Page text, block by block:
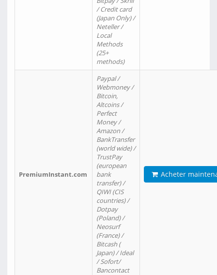
/ Credit card
(Japan Only) /
Neteller /
Local
Methods
(25+
methods)
PremiumInstant.com
Paypal /
Webmoney /
Bitcoin,
Altcoins /
Perfect
Money /
Amazon /
BankTransfer
(world wide) /
TrustPay
(european
bank
transfer) /
QIWI (CIS
countries) /
Dotpay
(Poland) /
Neosurf
(France) /
Bitcash (
Japan) / Ideal
/ Sofort/
Bancontact
Acheter